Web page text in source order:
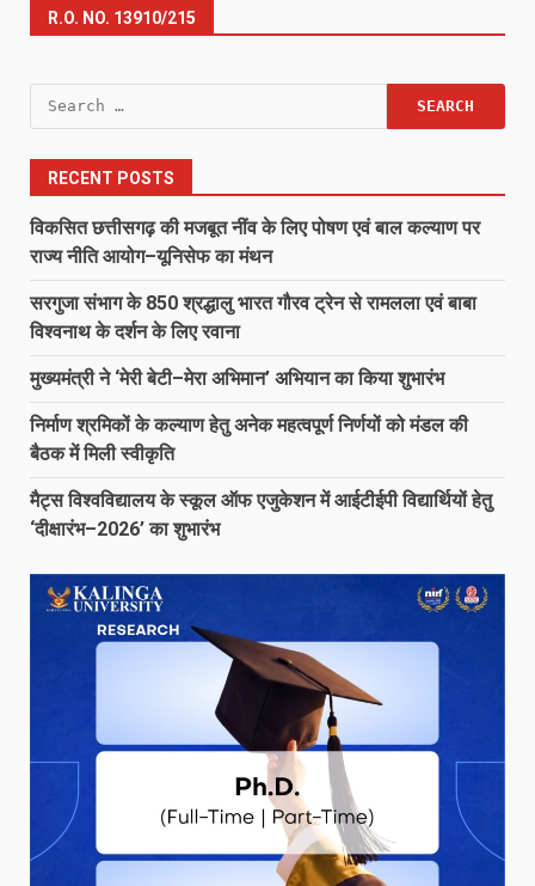
R.O. NO. 13910/215
Search
for:
RECENT POSTS
विकसित छत्तीसगढ़ की मजबूत नींव के लिए पोषण एवं बाल कल्याण पर
राज्य नीति आयोग–यूनिसेफ का मंथन
सरगुजा संभाग के 850 श्रद्धालु भारत गौरव ट्रेन से रामलला एवं बाबा
विश्वनाथ के दर्शन के लिए रवाना
मुख्यमंत्री ने ‘मेरी बेटी–मेरा अभिमान’ अभियान का किया शुभारंभ
निर्माण श्रमिकों के कल्याण हेतु अनेक महत्वपूर्ण निर्णयों को मंडल की
बैठक में मिली स्वीकृति
मैट्स विश्वविद्यालय के स्कूल ऑफ एजुकेशन में आईटीईपी विद्यार्थियों हेतु
‘दीक्षारंभ–2026’ का शुभारंभ